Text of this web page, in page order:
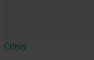
Články